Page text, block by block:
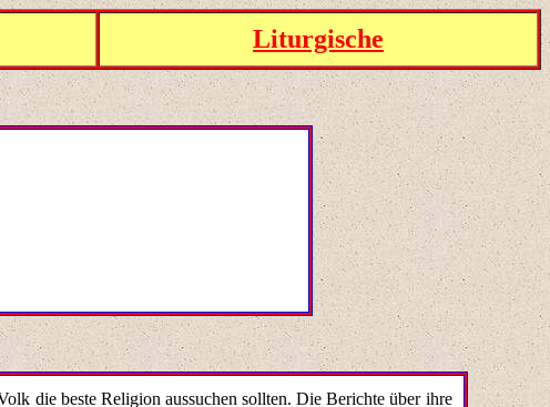
Liturgische
die beste Religion aussuchen sollten.Die Berichte über ihre